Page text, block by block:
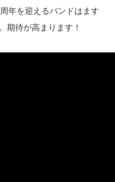
年を迎えるバンドはます
期待が高まります！